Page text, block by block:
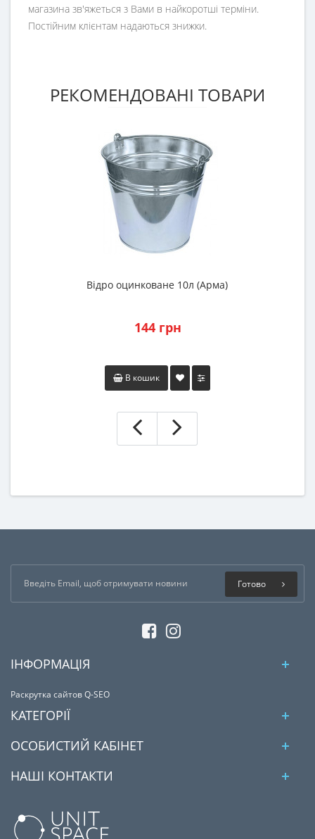
магазина зв'яжеться з Вами в найкоротші терміни.
Постійним клієнтам надаються знижки.
РЕКОМЕНДОВАНІ ТОВАРИ
Відро оцинковане 10л (Арма)
144 грн
В кошик
Готово
ІНФОРМАЦІЯ
Раскрутка сайтов Q-SEO
КАТЕГОРІЇ
ОСОБИСТИЙ КАБІНЕТ
НАШІ КОНТАКТИ